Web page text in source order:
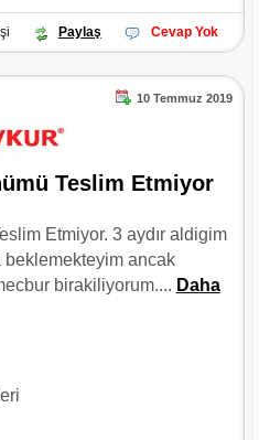
Paylaş Cevap Yok
10 Temmuz 2019
Teslim Etmiyor
Etmiyor. 3 aydır aldigim
ancak
birakiliyorum.... Daha